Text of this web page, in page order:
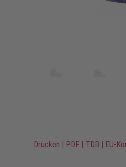
Drucken | PDF | TDB | EU-